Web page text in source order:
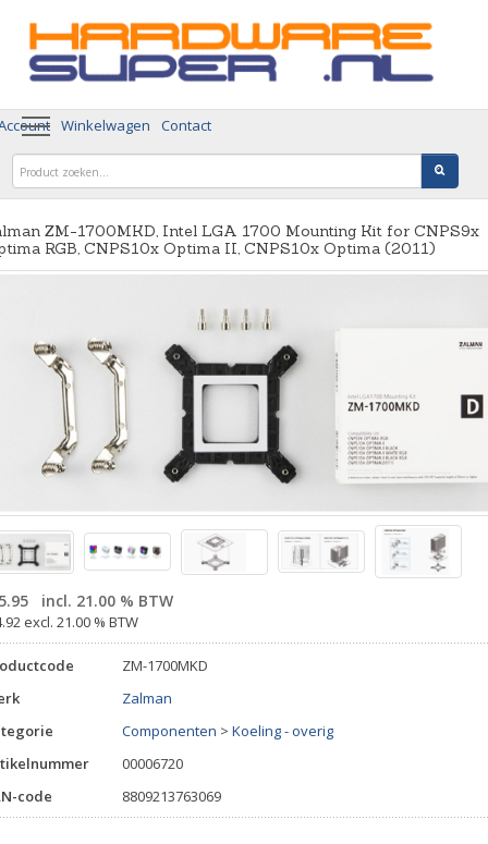
Winkelwagen Contact
ZM-1700MKD, Intel LGA 1700 Mounting Kit for CNPS9x
RGB, CNPS10x Optima II, CNPS10x Optima (2011)
incl. 21.00 % BTW
excl. 21.00 % BTW
ZM-1700MKD
Zalman
Componenten > Koeling - overig
00006720
code
8809213763069